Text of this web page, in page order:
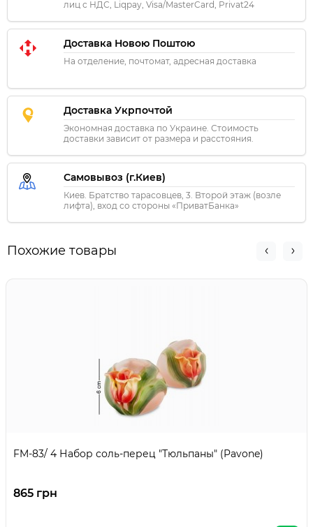
лиц с НДС, Liqpay, Visa/MasterCard, Privat24
Доставка Новою Поштою
На отделение, почтомат, адресная доставка
Доставка Укрпочтой
Экономная доставка по Украине. Стоимость
доставки зависит от размера и расстояния.
Самовывоз (г.Киев)
Киев. Братство тарасовцев, 3. Второй этаж (возле
лифта), вход со стороны «ПриватБанка»
Похожие товары
FM-83/ 4 Набор соль-перец "Тюльпаны" (Pavone)
865 грн